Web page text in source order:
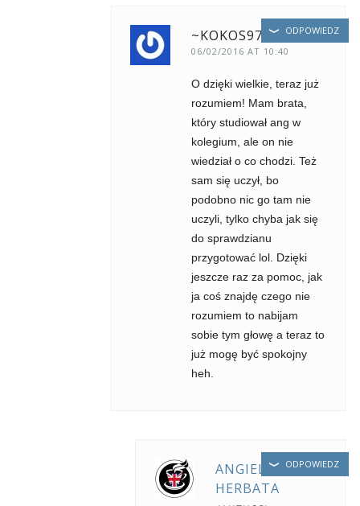
~KOKOS97
06/02/2016 AT 10:40
O dzięki wielkie, teraz już
rozumiem! Mam brata,
który studiował ang w
kolegium, ale on nie
wiedział o co chodzi. Też
sam się uczył, bo
podobno nic go tam nie
uczyli, tylko chyba jak się
do sprawdzianu
przygotować lol. Dzięki
jeszcze raz za pomoc, jak
ja coś znajdę czego nie
rozumiem to nabijam
sobie tym głowę a teraz to
już mogę być spokojny
heh.
ODPOWIEDZ
ANGIELSKA
HERBATA
ODPOWIEDZ